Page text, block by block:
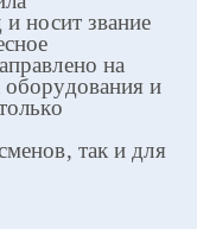
носит звание
на
оборудования и
так и для